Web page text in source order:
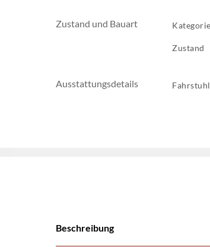
Zustand und Bauart Kategorie
Zustand
Ausstattungsdetails Fahrstuhl
Beschreibung